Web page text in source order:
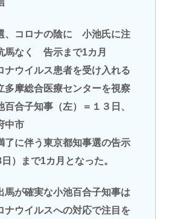
、コロナの陰に 小池氏に注
馬なく 告示まで1カ月
ナウイルス患者を受け入れる
多摩総合医療センターを視察
百合子知事（左）＝１３日、
中市
に伴う東京都知事選の告示
日）まで1カ月となった。
が確実な小池百合子知事は
ナウイルスへの対応で注目を